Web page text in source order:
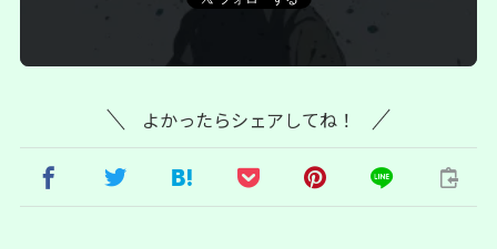
よかったらシェアしてね！